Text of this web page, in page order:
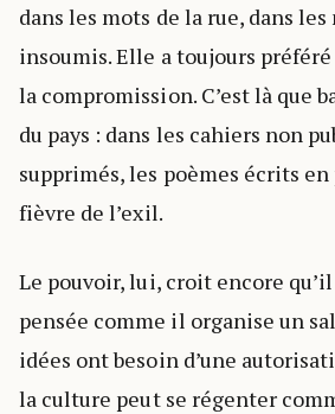
dans les mots de la rue, dans
insoumis. Elle a toujours
la compromission. C’est là que
du pays : dans les cahiers non
supprimés, les poèmes écrits
fièvre de l’exil.
Le pouvoir, lui, croit encore
pensée comme il organise un
idées ont besoin d’une
la culture peut se régenter